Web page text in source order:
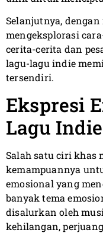
Selanjutnya,
mengeksplorasi
cerita-cerita dan
lagu-lagu indie
tersendiri.
Ekspresi
Lagu Indie
Salah satu ciri khas
kemampuannya
emosional yang
banyak tema
disalurkan oleh
kehilangan,